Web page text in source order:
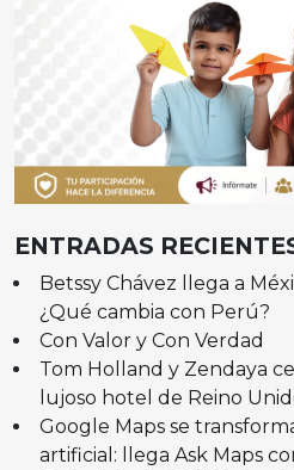
ENTRADAS
Betssy Chávez llega a
¿Qué cambia con Perú?
Con Valor y Con Verdad
Tom Holland y Zendaya
lujoso hotel de Reino
Google Maps se
artificial: llega Ask Maps